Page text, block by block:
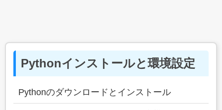
Pythonインストールと環境設定
Pythonのダウンロードとインストール